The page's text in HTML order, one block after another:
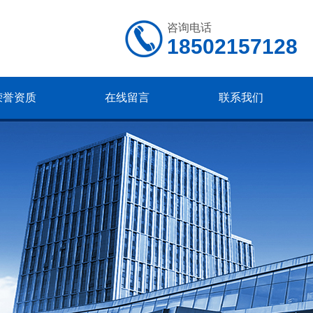
咨询电话
18502157128
誉资质 在线留言 联系我们